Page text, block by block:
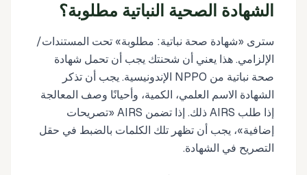
الشهادة الصحية النباتية مطلوبة؟
سترى «شهادة صحة نباتية: مطلوبة» تحت المستندات/
الإلزامي. هذا يعني أن شحنتك يجب أن تحمل شهادة
صحة نباتية من NPPO الإندونيسية. يجب أن تذكر
الشهادة الاسم العلمي، الكمية، وأحيانًا وصف المعالجة
إذا طلب AIRS ذلك. إذا تضمن AIRS «تصريحات
إضافية»، يجب أن تظهر تلك الكلمات بالضبط في حقل
التصريح في الشهادة.